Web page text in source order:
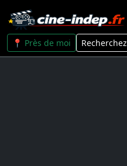
📍 Près de moi Recherchez